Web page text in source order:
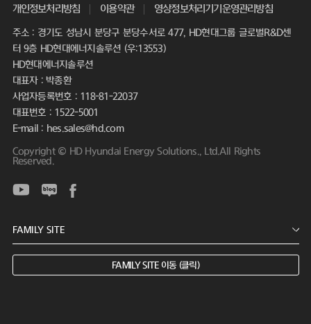
개인정보처리방침 이용약관 영상정보처리기기운영관리방침
주소 : 경기도 성남시 분당구 분당수서로 477, HD현대그룹 글로벌R&D센
터 9층 HD현대에너지솔루션 (우:13553)
HD현대에너지솔루션
대표자 : 박종환
사업자등록번호 : 118-81-22037
대표번호 : 1522-5001
E-mail : hes.sales@hd.com
Copyright © HD Hyundai Energy Solutions., Ltd.All Rights
Reserved.
FAMILY SITE 이동 (클릭)